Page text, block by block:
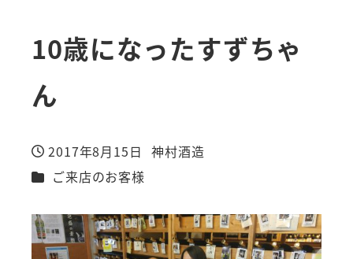
10歳になったすずちゃ
ん
投稿日
2017年8月15日
著
神村酒造
カテゴリー
ご来店のお客様